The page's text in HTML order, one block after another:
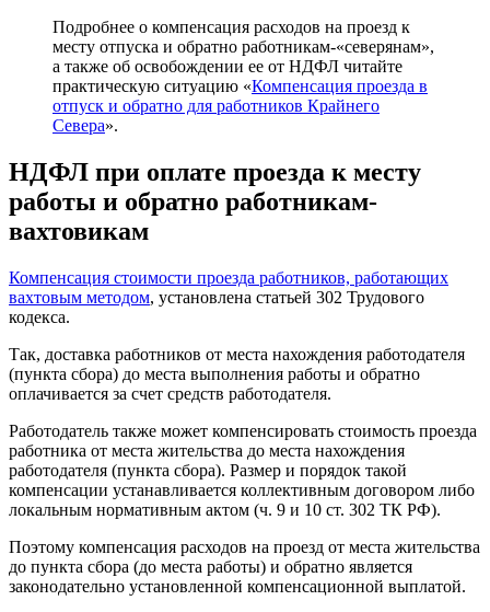
Подробнее о компенсация расходов на проезд к
месту отпуска и обратно работникам-«северянам»,
а также об освобождении ее от НДФЛ читайте
практическую ситуацию «Компенсация проезда в
отпуск и обратно для работников Крайнего
Севера».
НДФЛ при оплате проезда к месту
работы и обратно работникам-
вахтовикам
Компенсация стоимости проезда работников, работающих
вахтовым методом, установлена статьей 302 Трудового
кодекса.
Так, доставка работников от места нахождения работодателя
(пункта сбора) до места выполнения работы и обратно
оплачивается за счет средств работодателя.
Работодатель также может компенсировать стоимость проезда
работника от места жительства до места нахождения
работодателя (пункта сбора). Размер и порядок такой
компенсации устанавливается коллективным договором либо
локальным нормативным актом (ч. 9 и 10 ст. 302 ТК РФ).
Поэтому компенсация расходов на проезд от места жительства
до пункта сбора (до места работы) и обратно является
законодательно установленной компенсационной выплатой.